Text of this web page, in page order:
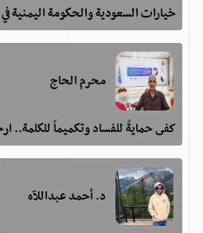
خيارات السعودية والحكومة اليمنية
محرم الحاج
كفى حمايةً للفساد وتكميماً للكلمة..
د. أحمد عبداللآه